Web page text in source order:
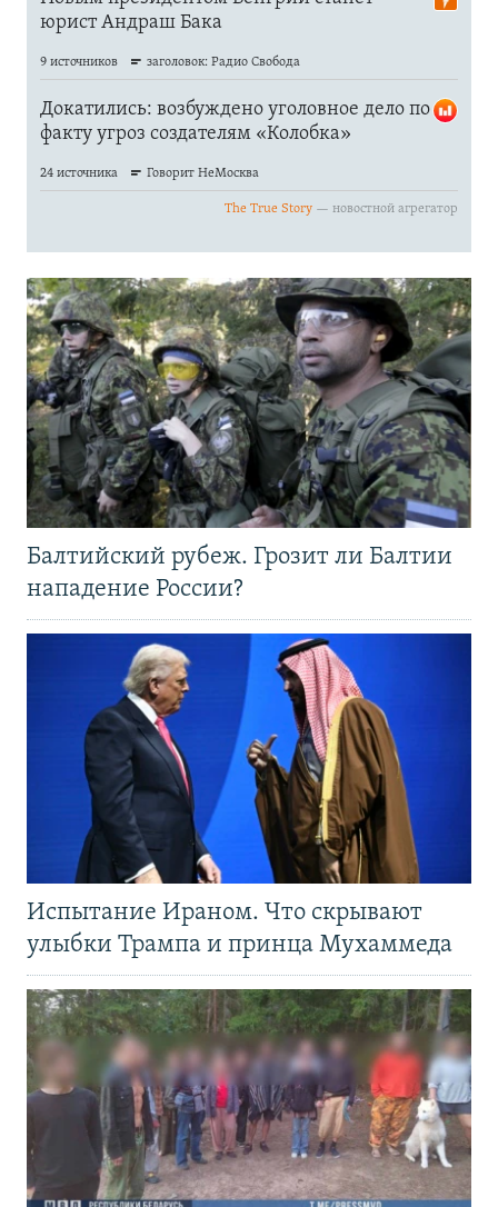
Балтийский рубеж. Грозит ли Балтии
нападение России?
Испытание Ираном. Что скрывают
улыбки Трампа и принца Мухаммеда